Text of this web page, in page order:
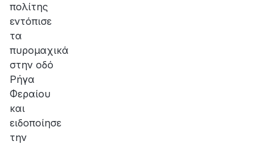
πολίτης
εντόπισε
τα
πυρομαχικά
στην οδό
Ρήγα
Φεραίου
και
ειδοποίησε
την